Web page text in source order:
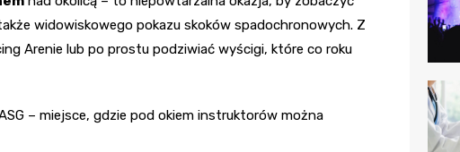
widowiskowego pokazu skoków spadochronowych. Z
Arenie lub po prostu podziwiać wyścigi, które co roku
– miejsce, gdzie pod okiem instruktorów można